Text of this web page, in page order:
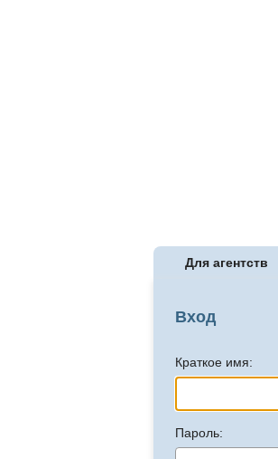
Для агентств
Вход
Краткое имя:
Пароль: